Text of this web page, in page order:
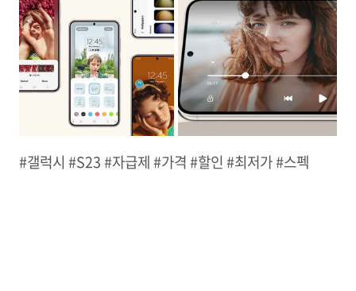
#갤럭시 #S23 #자급제 #가격 #할인 #최저가 #스펙